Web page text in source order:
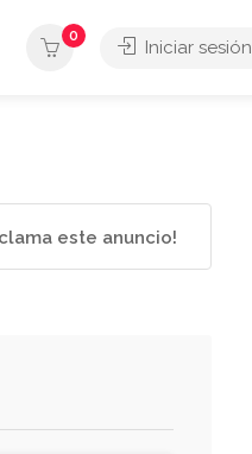
0
Iniciar sesión
este anuncio!